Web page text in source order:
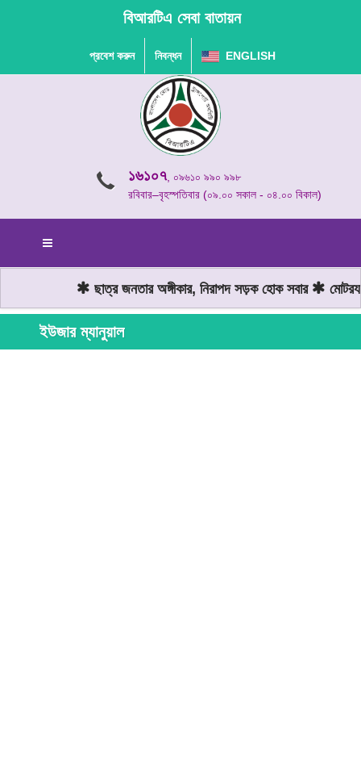
বিআরটিএ সেবা বাতায়ন
প্রবেশ করুন নিবন্ধন ENGLISH
১৬১০৭, ০৯৬১০ ৯৯০ ৯৯৮
রবিবার–বৃহস্পতিবার (০৯.০০ সকাল - ০৪.০০ বিকাল)
ছাত্র জনতার অঙ্গীকার, নিরাপদ সড়ক হোক সবার
ইউজার ম্যানুয়াল